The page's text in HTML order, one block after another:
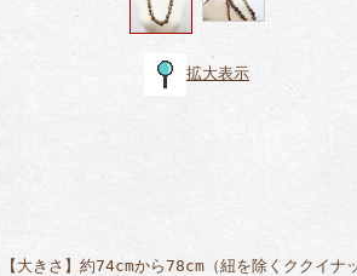
拡大表示
【大きさ】約74cmから78cm（紐を除くククイナ